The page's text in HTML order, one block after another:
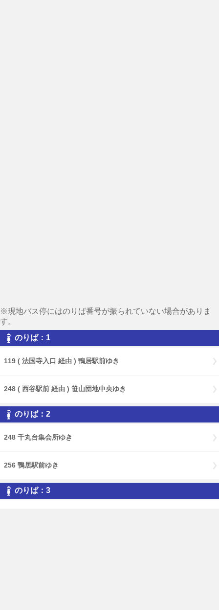
※現地バス停にはのりば番号が振られていない場合がありま
す。
のりば：1
119 ( 法国寺入口 経由 ) 鴨居駅前ゆき
248 ( 西谷駅前 経由 ) 笹山団地中央ゆき
のりば：2
248 千丸台集会所ゆき
256 鴨居駅前ゆき
のりば：3